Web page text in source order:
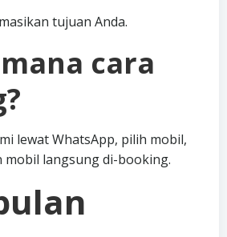
tujuan Anda.
cara
lewat WhatsApp, pilih mobil,
mobil langsung di-booking.